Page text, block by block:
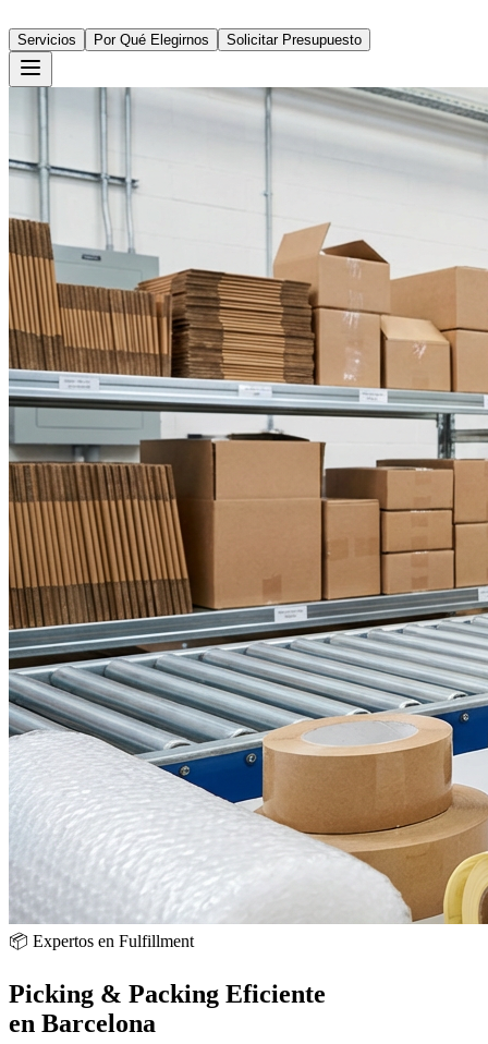
Servicios Por Qué Elegirnos Solicitar Presupuesto
📦 Expertos en Fulfillment
Picking & Packing Eficiente
en Barcelona